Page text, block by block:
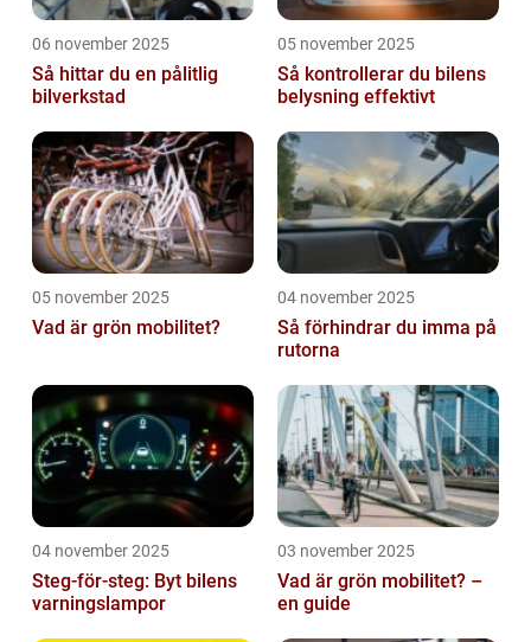
06 november 2025
Så hittar du en pålitlig
bilverkstad
05 november 2025
Så kontrollerar du bilens
belysning effektivt
05 november 2025
Vad är grön mobilitet?
04 november 2025
Så förhindrar du imma på
rutorna
04 november 2025
Steg-för-steg: Byt bilens
varningslampor
03 november 2025
Vad är grön mobilitet? –
en guide